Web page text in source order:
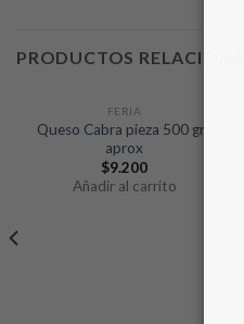
PRODUCTOS
FERIA
Queso Cabra pieza 500 grs
aprox
$9.200
Añadir al carrito